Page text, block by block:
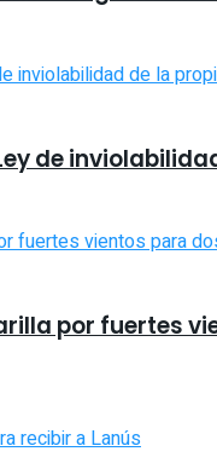
de
por fuertes